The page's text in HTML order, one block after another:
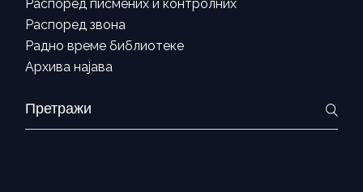
Распоред писмених и контролних
Распоред звона
Радно време библиотеке
Архива најава
Search
for: